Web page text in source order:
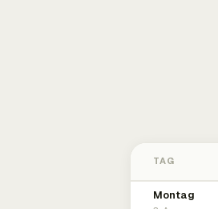
TAG
Montag